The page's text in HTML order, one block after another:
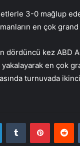
3-0 mağlup
en çok
dördüncü kez ABD
yakalayarak en çok
turnuvada
LinkedInTumblr Pinterest